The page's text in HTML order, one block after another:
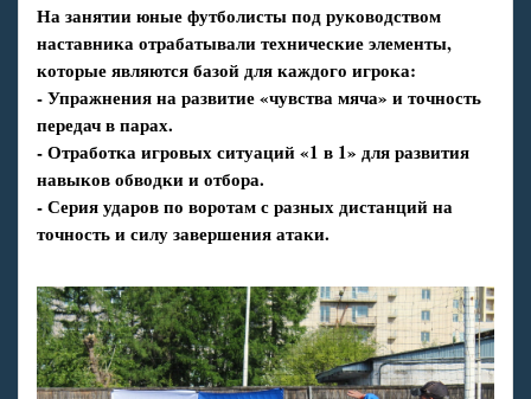
На занятии юные футболисты под руководством
наставника отрабатывали технические элементы,
которые являются базой для каждого игрока:
- Упражнения на развитие «чувства мяча» и точность
передач в парах.
- Отработка игровых ситуаций «1 в 1» для развития
навыков обводки и отбора.
- Серия ударов по воротам с разных дистанций на
точность и силу завершения атаки.